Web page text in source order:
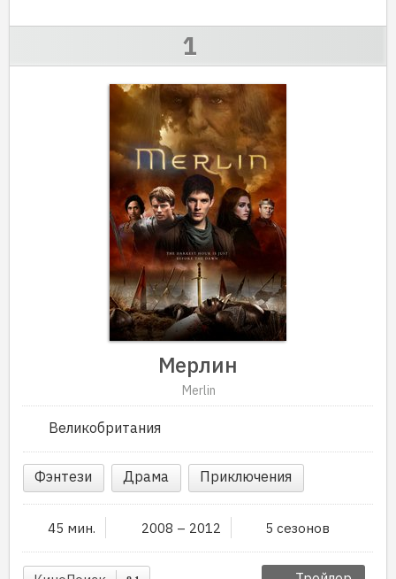
Мерлин
Merlin
Великобритания
Фэнтези Драма Приключения
45 мин. 2008 – 2012 5 сезонов